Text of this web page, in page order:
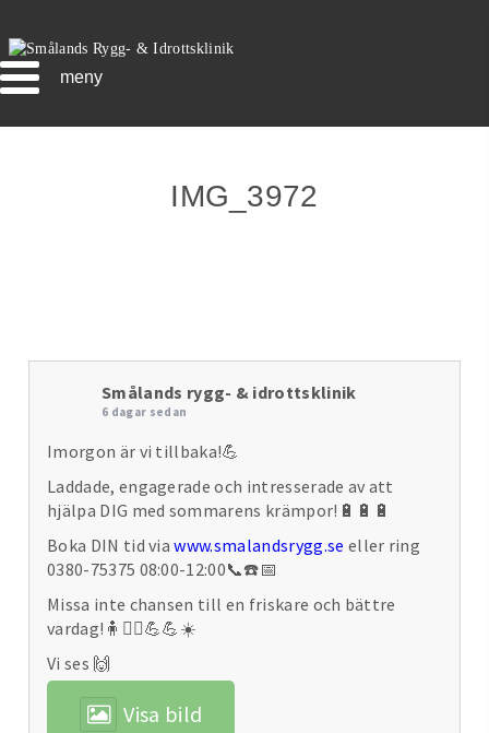
meny
IMG_3972
Smålands rygg- & idrottsklinik
6 dagar sedan
Imorgon är vi tillbaka!💪
Laddade, engagerade och intresserade av att
hjälpa DIG med sommarens krämpor!🔋🔋🔋
Boka DIN tid viawww.smalandsrygg.se eller ring
0380-75375 08:00-12:00📞☎️📅
Missa inte chansen till en friskare och bättre
vardag!🧍🧍‍♀️💪💪☀️
Vi ses 🙌
Visa bild